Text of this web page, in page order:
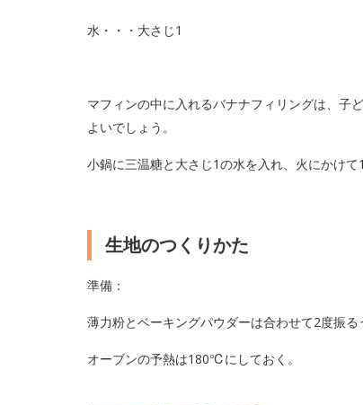
水・・・大さじ1
マフィンの中に入れるバナナフィリングは、子
よいでしょう。
小鍋に三温糖と大さじ1の水を入れ、火にかけ
生地のつくりかた
準備：
薄力粉とベーキングパウダーは合わせて2度振る
オーブンの予熱は180℃にしておく。